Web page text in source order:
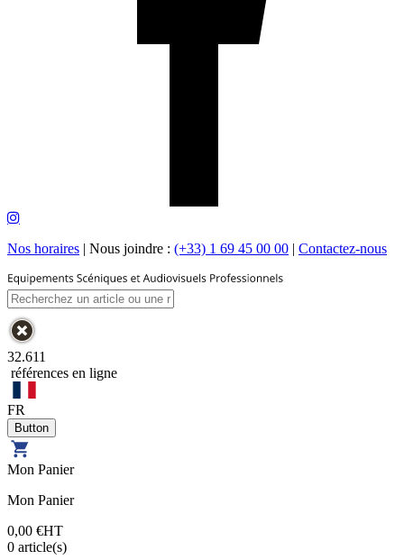
Nos horaires | Nous joindre : (+33) 1 69 45 00 00 | Contactez-nous
32.611
références en ligne
FR
Mon Panier
Mon Panier
0,00 €HT
0 article(s)